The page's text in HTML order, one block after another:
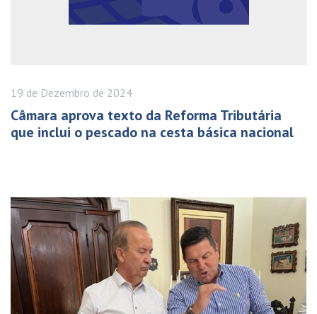
19 de Dezembro de 2024
Câmara aprova texto da Reforma Tributária
que inclui o pescado na cesta básica nacional